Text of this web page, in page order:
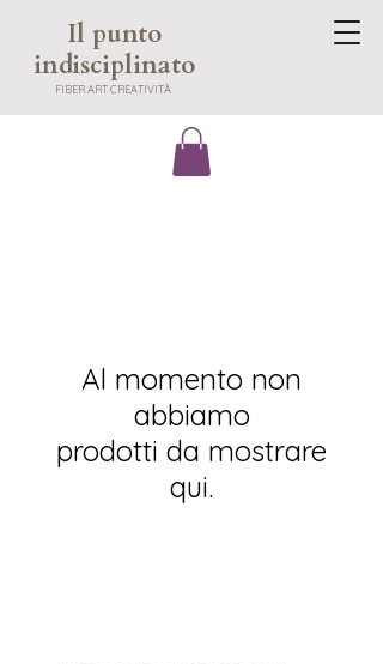
Il punto
indisciplinato
​FIBER ART CREATIVITÀ
Al momento non
abbiamo
prodotti da mostrare
qui.